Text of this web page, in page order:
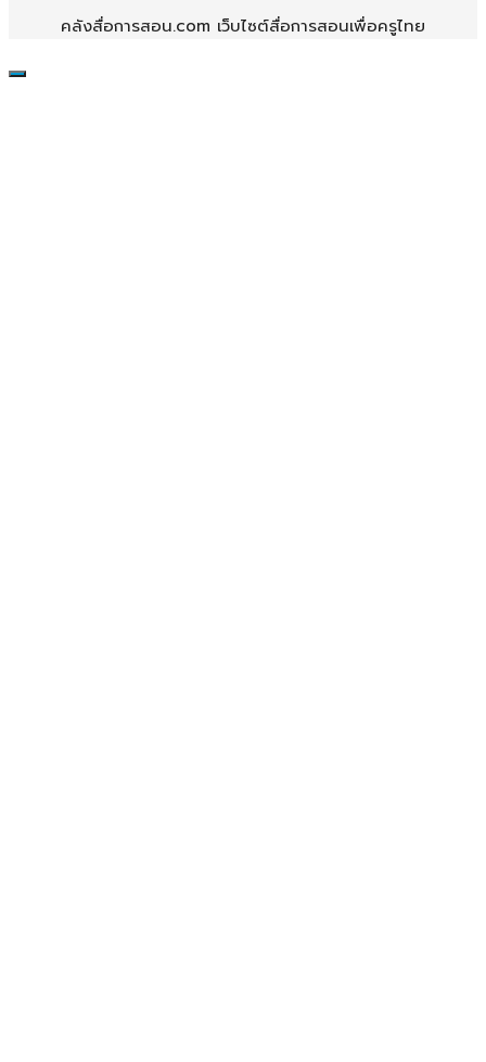
คลังสื่อการสอน.com เว็บไซต์สื่อการสอนเพื่อครูไทย